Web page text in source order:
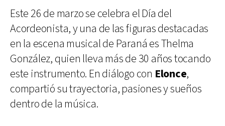
Este 26 de marzo se celebra el Día del
Acordeonista, y una de las figuras destacadas
en la escena musical de Paraná es Thelma
González, quien lleva más de 30 años tocando
este instrumento. En diálogo con Elonce,
compartió su trayectoria, pasiones y sueños
dentro de la música.